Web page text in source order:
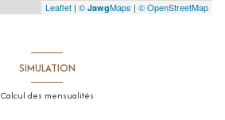
Leaflet | © JawgMaps | © OpenStreetMap
SIMULATION
Calcul des mensualités